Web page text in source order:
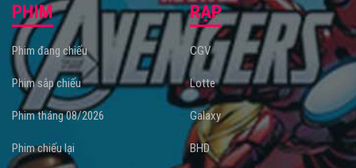
PHIM
Phim đang chiếu
Phim sắp chiếu
Phim tháng 08/2026
Phim chiếu lại
RẠP
CGV
Lotte
Galaxy
BHD